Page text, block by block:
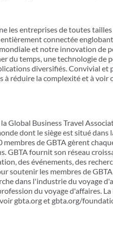
les entreprises de toutes
connectée
et notre innovation de
du temps, une technologie de
diversifiés. Convivial
réduire la complexité et à voir
Global Business Travel
dont le siège est situé dans
de GBTA gèrent
GBTA fournit son réseau
des événements, des
soutenir les membres de
dans l'industrie du voyage
du voyage d'affaires.
gbta.org et gbta.org/